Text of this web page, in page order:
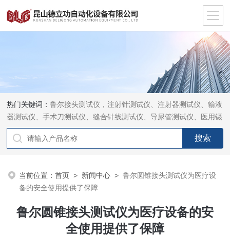
热门关键词：鲁尔接头测试仪，注射针测试仪、注射器测试仪、输液
器测试仪、手术刀测试仪、缝合针线测试仪、导尿管测试仪、医用镊
钳测试仪、导引管导丝测试仪、针灸针测试仪、留置针测试仪
当前位置：首页 > 新闻中心 >鲁尔圆锥接头测试仪为医疗设
备的安全使用提供了保障
鲁尔圆锥接头测试仪为医疗设备的安
全使用提供了保障